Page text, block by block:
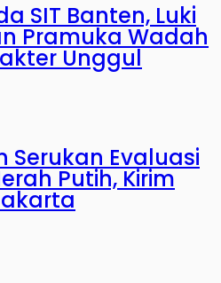
SIT Banten, Luki
Pramuka Wadah
Unggul
Serukan Evaluasi
Putih, Kirim